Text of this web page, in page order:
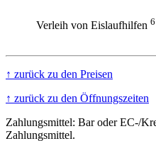
Verleih von Eislaufhilfen 6
↑ zurück zu den Preisen
↑ zurück zu den Öffnungszeiten
Zahlungsmittel: Bar oder EC-/
Zahlungsmittel.